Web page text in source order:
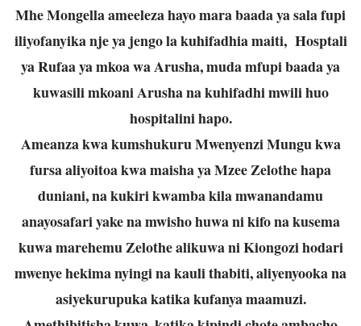
Mhe Mongella ameeleza hayo mara baada ya sala fupi
iliyofanyika nje ya jengo la kuhifadhia maiti, Hosptali
ya Rufaa ya mkoa wa Arusha, muda mfupi baada ya
kuwasili mkoani Arusha na kuhifadhi mwili huo
hospitalini hapo.
Ameanza kwa kumshukuru Mwenyenzi Mungu kwa
fursa aliyoitoa kwa maisha ya Mzee Zelothe hapa
duniani, na kukiri kwamba kila mwanandamu
anayosafari yake na mwisho huwa ni kifo na kusema
kuwa marehemu Zelothe alikuwa ni Kiongozi hodari
mwenye hekima nyingi na kauli thabiti, aliyenyooka na
asiyekurupuka katika kufanya maamuzi.